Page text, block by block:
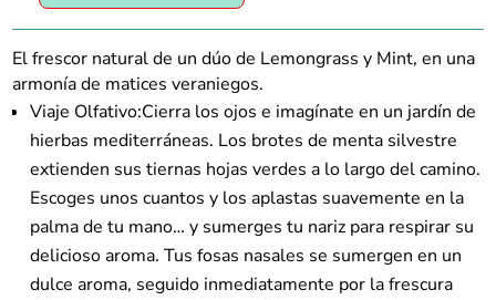
MENTHE
;
–
Ambientador
Coche
Esteban
Parfums
cantidad
El frescor natural de un dúo de Lemongrass y Mint, en una
armonía de matices veraniegos.
Viaje Olfativo:Cierra los ojos e imagínate en un jardín de
hierbas mediterráneas. Los brotes de menta silvestre
extienden sus tiernas hojas verdes a lo largo del camino.
Escoges unos cuantos y los aplastas suavemente en la
palma de tu mano… y sumerges tu nariz para respirar su
delicioso aroma. Tus fosas nasales se sumergen en un
dulce aroma, seguido inmediatamente por la frescura